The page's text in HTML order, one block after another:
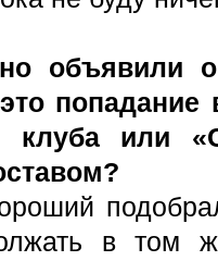
объявили
попадание
клуба или
в том